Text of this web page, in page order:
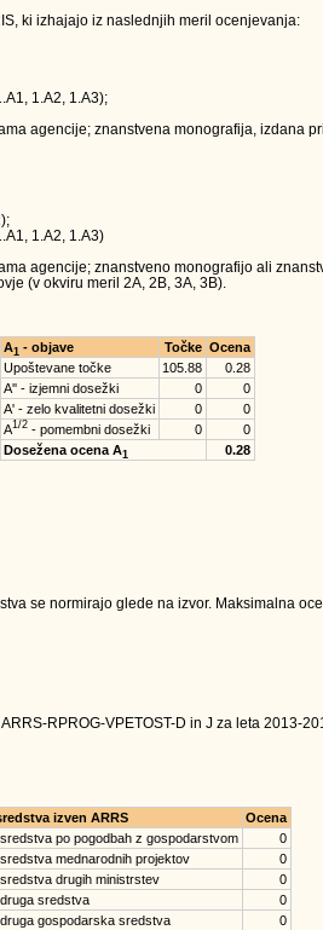
ki izhajajo iz naslednjih meril ocenjevanja:
1.A2, 1.A3);
agencije; znanstvena monografija, izdana
1.A2, 1.A3)
agencije; znanstveno monografijo ali
(v okviru meril 2A, 2B, 3A, 3B).
A1 - objave Točke Ocena
Upoštevane točke
105.88
0.28
A'' - izjemni dosežki
0
0
A' - zelo kvalitetni dosežki
0
0
A1/2- pomembni dosežki 0
0
Dosežena ocena A1 0.28
se normirajo glede na izvor. Maksimalna
RPROG-VPETOST-D in J za leta 2013-
izven ARRS
Ocena
po pogodbah z gospodarstvom
0
mednarodnih projektov
0
drugih ministrstev
0
sredstva
0
gospodarska sredstva 0